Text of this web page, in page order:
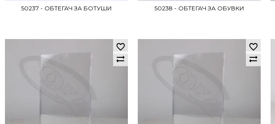
50237 - ОБТЕГАЧ ЗА БОТУШИ 50238 - ОБТЕГАЧ ЗА ОБУВКИ